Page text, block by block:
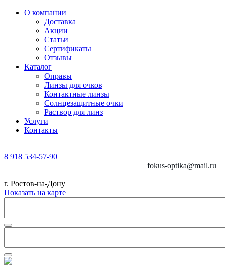
О компании
Доставка
Акции
Статьи
Сертификаты
Отзывы
Каталог
Оправы
Линзы для очков
Контактные линзы
Солнцезащитные очки
Раствор для линз
Услуги
Контакты
8 918 534-57-90
fokus-optika@mail.ru
г. Ростов-на-Дону
Показать на карте